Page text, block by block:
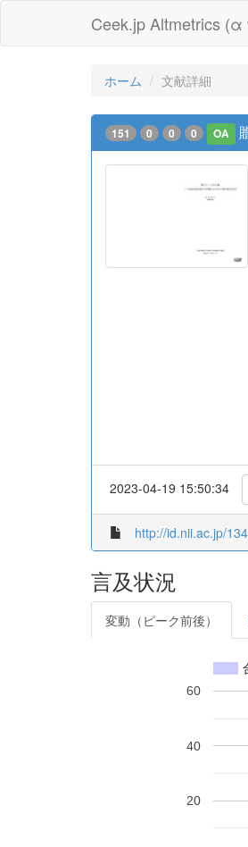
Ceek.jp Altmetrics (α
ホーム 文献詳細
151 0 0 0 OA
2023-04-19 15:50:34
http://id.nii.ac.jp/
言及状況
変動（ピーク前後）
20
40
60